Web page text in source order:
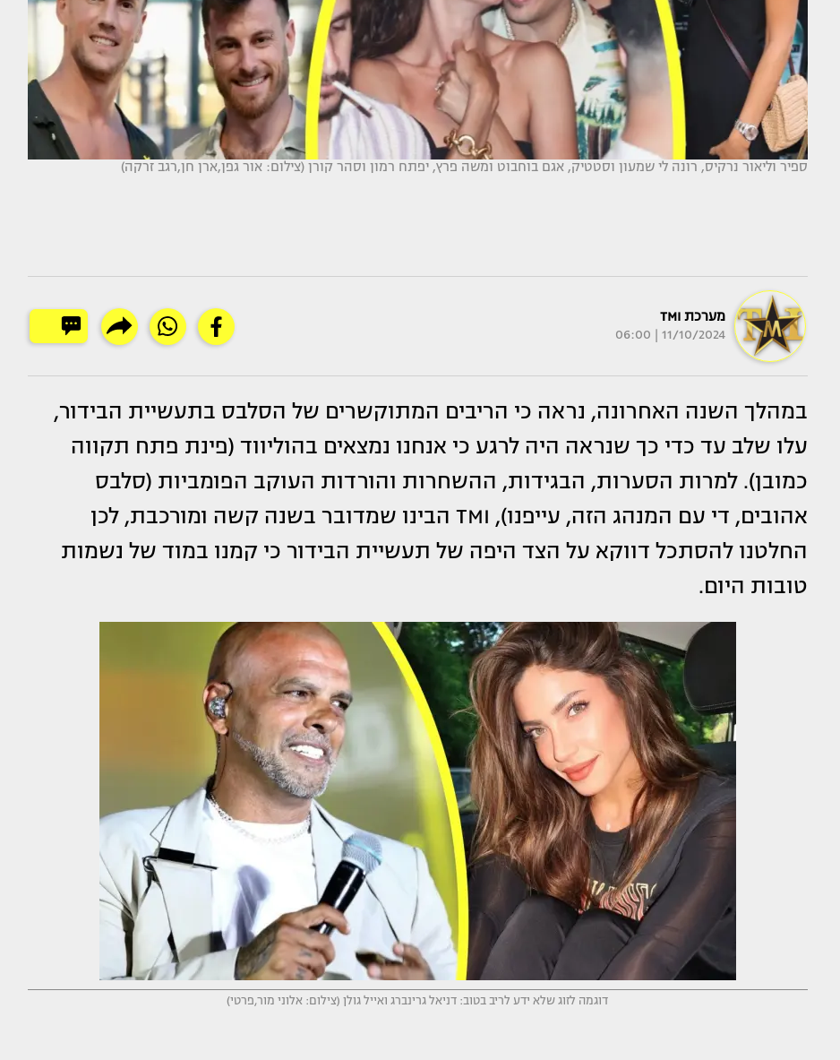
ספיר וליאור נרקיס, רונה לי שמעון וסטטיק, אגם בוחבוט ומשה פרץ, יפתח רמון וסהר קורן (צילום: אור גפן,ארן חן,רגב זרקה)
מערכת TMI
11/10/2024 | 06:00
במהלך השנה האחרונה, נראה כי הריבים המתוקשרים של הסלבס בתעשיית הבידור,
עלו שלב עד כדי כך שנראה היה לרגע כי אנחנו נמצאים בהוליווד (פינת פתח תקווה
כמובן). למרות הסערות, הבגידות, ההשחרות והורדות העוקב הפומביות (סלבס
אהובים, די עם המנהג הזה, עייפנו), TMI הבינו שמדובר בשנה קשה ומורכבת, לכן
החלטנו להסתכל דווקא על הצד היפה של תעשיית הבידור כי קמנו במוד של נשמות
טובות היום.
דוגמה לזוג שלא ידע לריב בטוב: דניאל גרינברג ואייל גולן (צילום: אלוני מור,פרטי)